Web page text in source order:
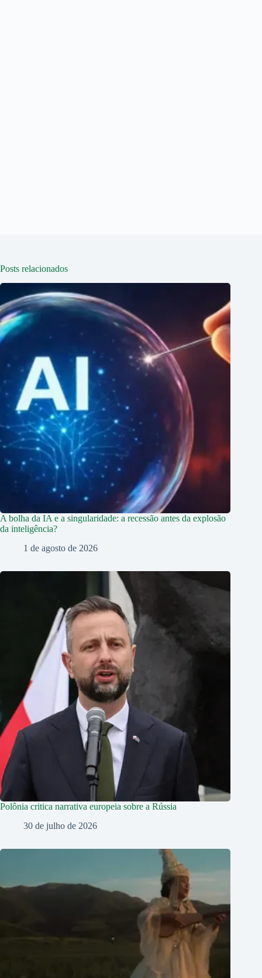
Posts relacionados
A bolha da IA e a singularidade: a recessão antes da explosão
da inteligência?
1 de agosto de 2026
Polônia critica narrativa europeia sobre a Rússia
30 de julho de 2026